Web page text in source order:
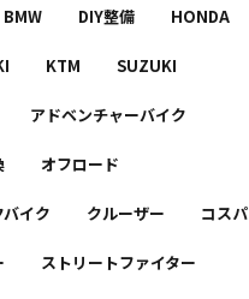
BMW DIY整備 HONDA
KTM SUZUKI
アドベンチャーバイク
オフロード
イク クルーザー コスパ
ストリートファイター